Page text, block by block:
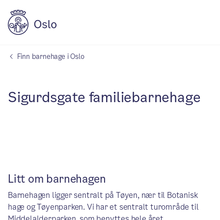
Finn barnehage i Oslo
Sigurdsgate familiebarnehage
Litt om barnehagen
Barnehagen ligger sentralt på Tøyen, nær til Botanisk
hage og Tøyenparken. Vi har et sentralt turområde til